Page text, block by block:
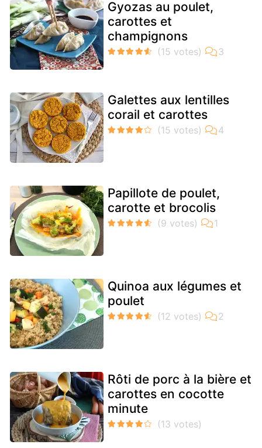
Gyozas au poulet,
carottes et
champignons
Galettes aux lentilles
corail et carottes
Papillote de poulet,
carotte et brocolis
Quinoa aux légumes et
poulet
Rôti de porc à la bière et
carottes en cocotte
minute